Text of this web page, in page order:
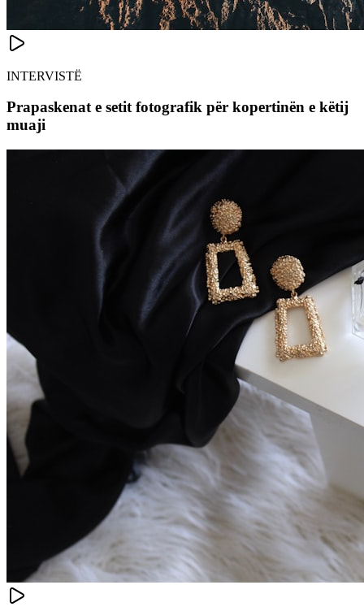
INTERVISTË
Prapaskenat e setit fotografik për kopertinën e këtij
muaji